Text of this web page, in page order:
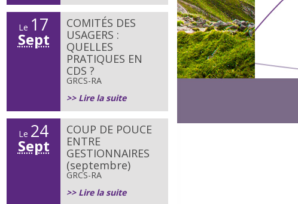
Le 17
Sept
COMITÉS DES
USAGERS :
QUELLES
PRATIQUES EN
CDS ?
GRCS-RA
>> Lire la suite
Le 24
Sept
COUP DE POUCE
ENTRE
GESTIONNAIRES
(septembre)
GRCS-RA
>> Lire la suite